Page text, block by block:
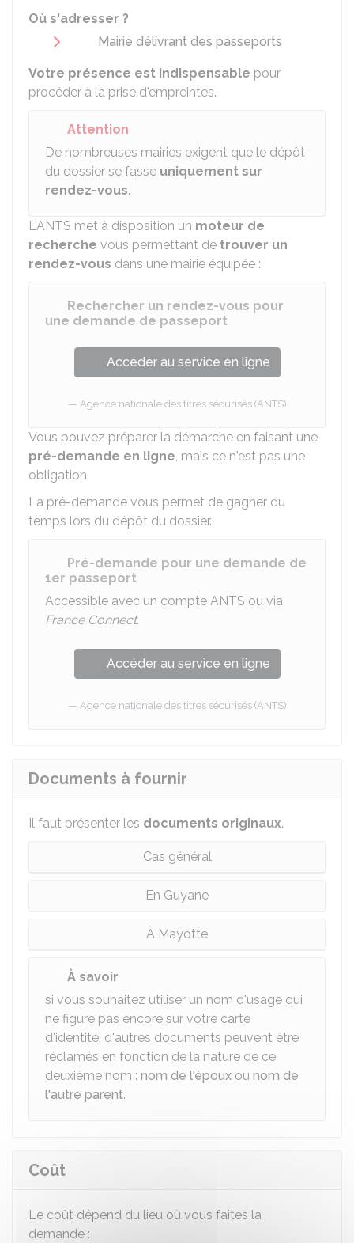
Où s'adresser ?
Mairie délivrant des passeports
Votre présence est indispensable pour
procéder à la prise d'empreintes.
Attention
De nombreuses mairies exigent que le dépôt
du dossier se fasse uniquement sur
rendez-vous.
L'ANTS met à disposition un moteur de
recherche vous permettant de trouver un
rendez-vous dans une mairie équipée :
Rechercher un rendez-vous pour
une demande de passeport
Accéder au service en ligne
Agence nationale des titres sécurisés (ANTS)
Vous pouvez préparer la démarche en faisant une
pré-demande en ligne, mais ce n'est pas une
obligation.
La pré-demande vous permet de gagner du
temps lors du dépôt du dossier.
Pré-demande pour une demande de
1er passeport
Accessible avec un compte ANTS ou via
France Connect.
Accéder au service en ligne
Agence nationale des titres sécurisés (ANTS)
Documents à fournir
Il faut présenter les documents originaux.
Cas général
En Guyane
À Mayotte
À savoir
si vous souhaitez utiliser un nom d'usage qui
ne figure pas encore sur votre carte
d'identité, d'autres documents peuvent être
réclamés en fonction de la nature de ce
deuxième nom : nom de l'époux ou nom de
l'autre parent.
Coût
Le coût dépend du lieu où vous faites la
demande :